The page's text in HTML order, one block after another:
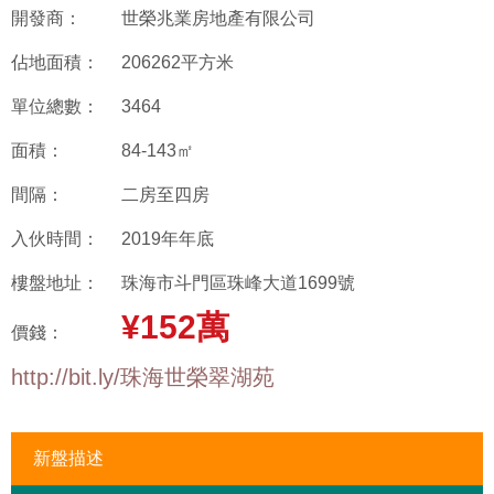
開發商： 世榮兆業房地產有限公司
佔地面積： 206262平方米
單位總數： 3464
面積： 84-143㎡
間隔： 二房至四房
入伙時間： 2019年年底
樓盤地址： 珠海市斗門區珠峰大道1699號
價錢： ¥152萬
http://bit.ly/珠海世榮翠湖苑
新盤描述